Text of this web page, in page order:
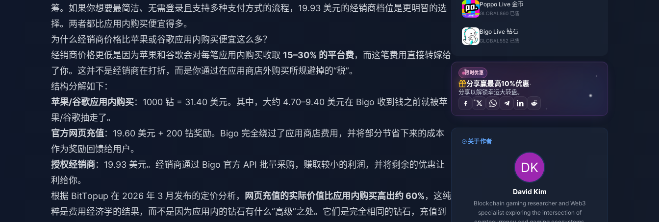
筹。如果你想要最简洁、无需登录且支持多种支付方式的流程，19.93 美元的经销商档位是更明智的选
择。两者都比应用内购买便宜得多。
为什么经销商价格比苹果或谷歌应用内购买便宜这么多？
经销商价格更低是因为苹果和谷歌会对每笔应用内购买收取 15–30% 的平台费，而这笔费用直接转嫁给
了你。这并不是经销商在打折，而是你通过在应用商店外购买所规避掉的“税”。
结构分解如下：
苹果/谷歌应用内购买：1000 钻 = 31.40 美元。其中，大约 4.70–9.40 美元在 Bigo 收到钱之前就被苹
果/谷歌抽走了。
官方网页充值：19.60 美元 + 200 钻奖励。Bigo 完全绕过了应用商店费用，并将部分节省下来的成本
作为奖励回馈给用户。
授权经销商：19.93 美元。经销商通过 Bigo 官方 API 批量采购，赚取较小的利润，并将剩余的优惠让
利给你。
根据 BitTopup 在 2026 年 3 月发布的定价分析，
网页充值的实际价值比应用内购买高出约 60%，这纯
粹是费用经济学的结果，而不是因为应用内的钻石有什么“高级”之处。它们是完全相同的钻石，充值到
Poppo Live 金币
GLOBAL 860 已售
Bigo Live 钻石
GLOBAL 552 已售
限时优惠
分享赢最高10%优惠
分享以解锁幸运大转盘。
关于作者
David Kim
Blockchain gaming researcher and Web3
specialist exploring the intersection of